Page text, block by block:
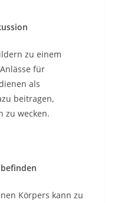
zu einem
für
als
beitragen,
zu wecken.
Körpers kann zu